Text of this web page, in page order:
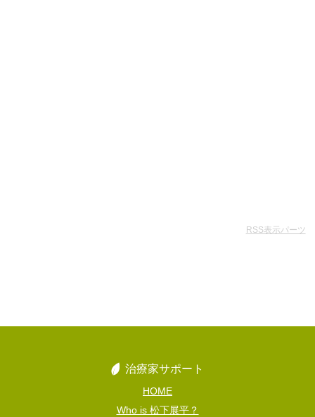
RSS表示パーツ
治療家サポート
HOME
Who is 松下展平？